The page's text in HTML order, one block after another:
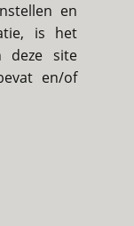
en
is het
deze site
en/of